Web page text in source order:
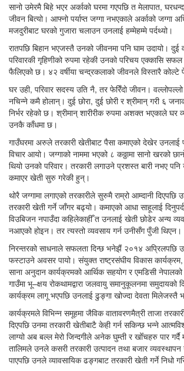
सानो उमेरमै बिहे भएर अर्काको घरमा गएपछि त मेलापात,
जीवन बित्यो। आफ्नो पर्याप्त जग्गा नभएकाले अर्काको जग्गा
मजदुरीबाट घरको गुजारा चलाउन उनलाई हम्मेहम्मे पर्दथ्यो।
रातपछि बिहान भएजस्तै उनको जीवनमा पनि घाम उदायो। दुई
परिवारकी गृहिणीको रुपमा रहेकी उनको परिचय एक्कासि सफल
फैलिएको छ। ४२ वर्षीया चन्द्रकलाको जीवनले विस्तारै कोल्टे
घर उही, परिवार सदस्य उति नै, तर फेरिँदो जीवन।
नचिन्ने कमै होलान्। दुई छोरा, दुई छोरी र श्रीमान् गरी ६
निर्भर रहेको छ। श्रीमान् शारीरीक रुपमा अशक्त भएकाले घर
उनकै काँधमा छ।
गाउँघरमा अरुले तरकारी खेतीबाट पैसा कमाएको देखेर उनलाई
विचार आयो। जग्गाको नाममा भएको ८ कठ्ठामा सानो खरको
थियो उनको परिवार। तरकारी लगाउने प्रशस्त बारी नभए
कमाएर खेती सुरु गरेकी हुन्।
थोरै जग्गामा लगाएको तरकारीले सुरुमै राम्रो आम्दानी दिएपछि
तरकारी खेती गर्ने जाँगर बढ्यो। कमाएको आधा साहूलाई
विउबिजन नपाउँदा कहिलेकाहीँ त उनलाई खेती छोडेर अन्य
नआएको होइन। तर त्यस्तो व्यवसाय गर्न उनीसँग पुँजी
निरन्तरको साधनाले सफलता दिन्छ भनेझैं २०१४ अप्रिलपछि
फस्टाउने अवसर पायो। संयुक्त राष्ट्रसंघीय विकास कार्यक्रम,
साना अनुदान कार्यक्रमको आर्थिक सहयोग र एमडिसी नेपालको
गाउँमा भू–क्षय रोकथामद्वारा जलवायु समानुकूलनमा समुदायको
कार्यक्रम लागू भएपछि उनलाई ढुङ्गा खोज्दा देवता मिलेजस्तै
कार्यक्रमले विभिन्न समूहमा जैविक वातावरणमैत्री ताजा
दिएपछि उनमा तरकारी खेतीबाटै केही गर्न सकिन्छ भन्ने
लाग्यो अब बल्ल मेरो जिन्दगीले अनेक घुम्ती र खोँचहरु पार
तालिमले उनले कसरी तरकारी उत्पादन तथा बजार व्यवस्थापन
पाएपछि उनले व्यावसायिक ढङ्गबाट तरकारी खेती गर्ने निधो